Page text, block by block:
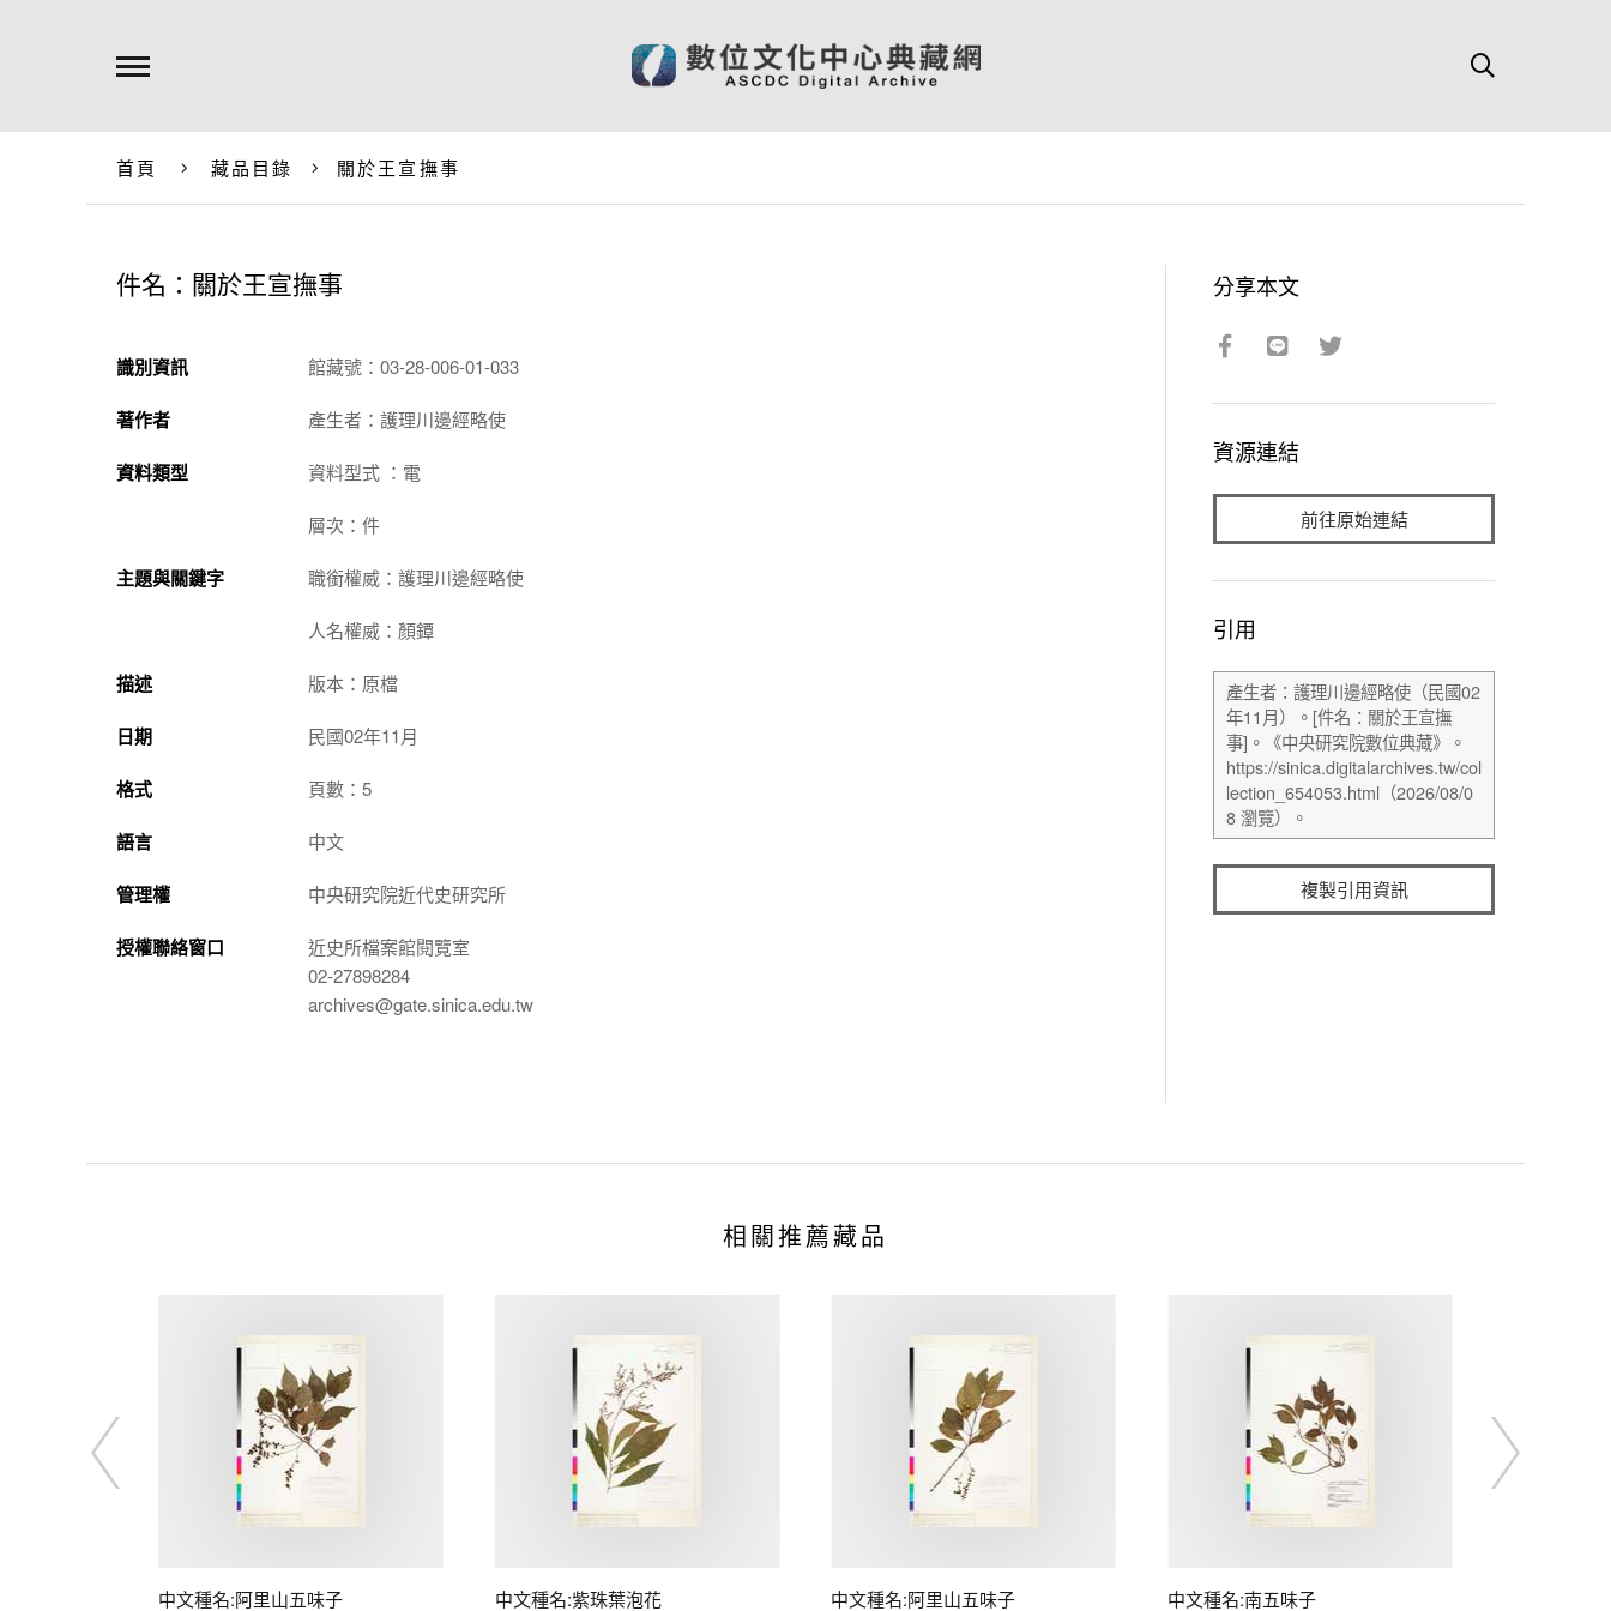
首頁 藏品目錄 關於王宣撫事
件名：關於王宣撫事
識別資訊 館藏號：03-28-006-01-033
著作者 產生者：護理川邊經略使
資料類型 資料型式 ：電
層次：件
主題與關鍵字 職銜權威：護理川邊經略使
人名權威：顏鐔
描述 版本：原檔
日期 民國02年11月
格式 頁數：5
語言 中文
管理權 中央研究院近代史研究所
授權聯絡窗口
近史所檔案館閱覽室
02-27898284
archives@gate.sinica.edu.tw
分享本文
資源連結
前往原始連結
引用
複製引用資訊
相關推薦藏品
中文種名:阿里山五味子 中文種名:紫珠葉泡花 中文種名:阿里山五味子 中文種名:南五味子